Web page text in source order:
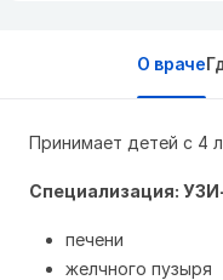
О враче
Принимает детей с 4
Специализация:
печени
желчного пузыря